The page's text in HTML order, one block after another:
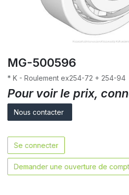
MG-500596
* K - Roulement ex254-72 + 254-94
Pour voir le prix,
Nous contacter
Se connecter
Demander une ouverture de